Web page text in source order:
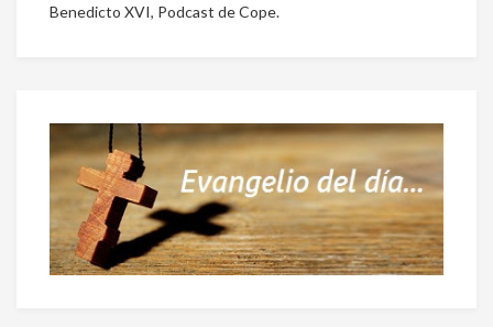
Benedicto XVI, Podcast de Cope.